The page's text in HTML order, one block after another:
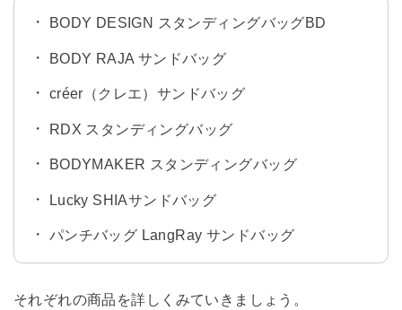
BODY DESIGN スタンディングバッグBD
BODY RAJA サンドバッグ
créer（クレエ）サンドバッグ
RDX スタンディングバッグ
BODYMAKER スタンディングバッグ
Lucky SHIAサンドバッグ
パンチバッグ LangRay サンドバッグ
それぞれの商品を詳しくみていきましょう。